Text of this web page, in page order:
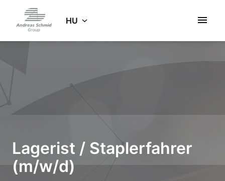
tartalomhoz
Kezdőlap HU
Lagerist / Staplerfahrer
(m/w/d)